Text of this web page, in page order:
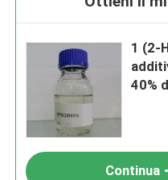
1 (2-
40%
Continua